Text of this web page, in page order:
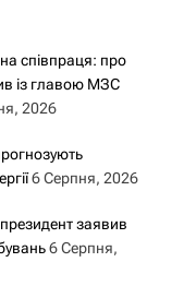
співпраця: про
із главою МЗС
2026
6 Серпня, 2026
заявив
6 Серпня,